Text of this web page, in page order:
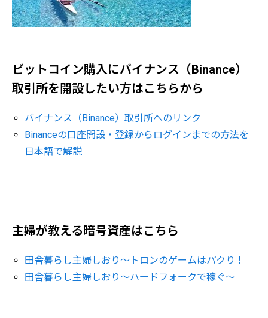
ビットコイン購入にバイナンス（Binance）
取引所を開設したい方はこちらから
バイナンス（Binance）取引所へのリンク
Binanceの口座開設・登録からログインまでの方法を
日本語で解説
主婦が教える暗号資産はこちら
田舎暮らし主婦しおり～トロンのゲームはパクり！
田舎暮らし主婦しおり～ハードフォークで稼ぐ～